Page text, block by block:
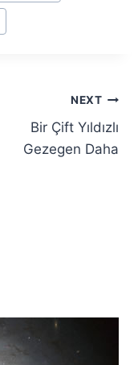
NEXT
Bir Çift Yıldızlı
Gezegen Daha